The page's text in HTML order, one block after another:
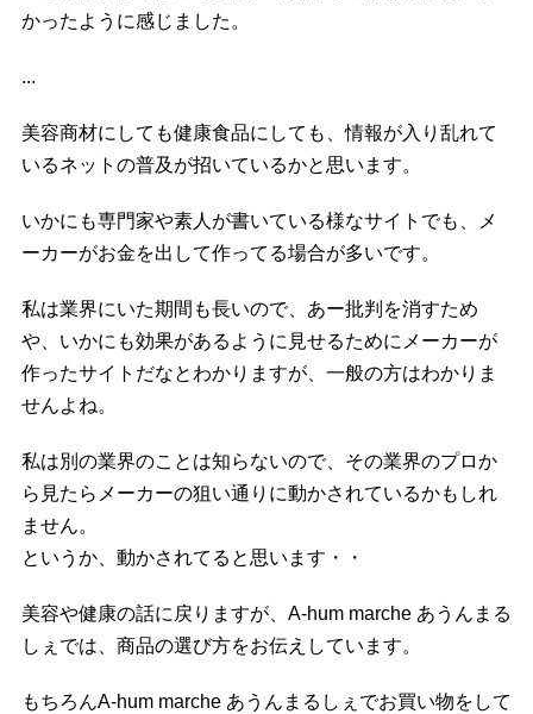
かったように感じました。
...
美容商材にしても健康食品にしても、情報が入り乱れて
いるネットの普及が招いているかと思います。
いかにも専門家や素人が書いている様なサイトでも、メ
ーカーがお金を出して作ってる場合が多いです。
私は業界にいた期間も長いので、あー批判を消すため
や、いかにも効果があるように見せるためにメーカーが
作ったサイトだなとわかりますが、一般の方はわかりま
せんよね。
私は別の業界のことは知らないので、その業界のプロか
ら見たらメーカーの狙い通りに動かされているかもしれ
ません。
というか、動かされてると思います・・
美容や健康の話に戻りますが、A-hum marche あうんまる
しぇでは、商品の選び方をお伝えしています。
もちろんA-hum marche あうんまるしぇでお買い物をして